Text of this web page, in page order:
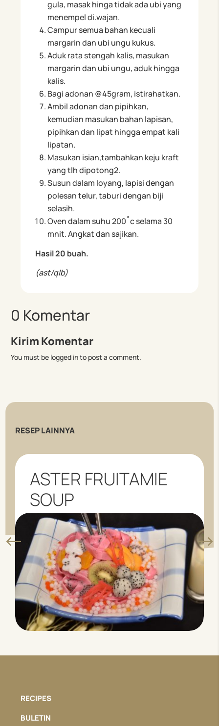
gula, masak hinga tidak ada ubi yang
menempel di.wajan.
Campur semua bahan kecuali
margarin dan ubi ungu kukus.
Aduk rata stengah kalis, masukan
margarin dan ubi ungu, aduk hingga
kalis.
Bagi adonan @45gram, istirahatkan.
Ambil adonan dan pipihkan,
kemudian masukan bahan lapisan,
pipihkan dan lipat hingga empat kali
lipatan.
Masukan isian,tambahkan keju kraft
yang tlh dipotong2.
Susun dalam loyang, lapisi dengan
polesan telur, taburi dengan biji
selasih.
Oven dalam suhu 200˚c selama 30
mnit. Angkat dan sajikan.
Hasil 20 buah.
(ast/qlb)
0 Komentar
Kirim Komentar
You must be logged in to post a comment.
RESEP LAINNYA
ASTER FRUITAMIE
SOUP
RECIPES
BULETIN